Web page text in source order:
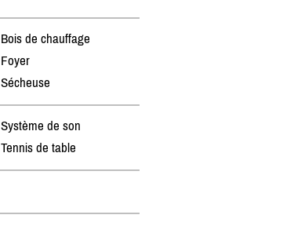
Bois de chauffage
Foyer
Sécheuse
Système de son
Tennis de table